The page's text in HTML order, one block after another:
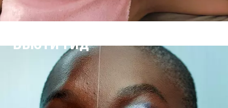
Бьюти гид